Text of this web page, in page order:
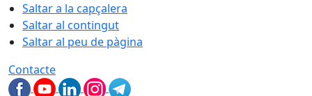
Saltar a la capçalera
Saltar al contingut
Saltar al peu de pàgina
Contacte